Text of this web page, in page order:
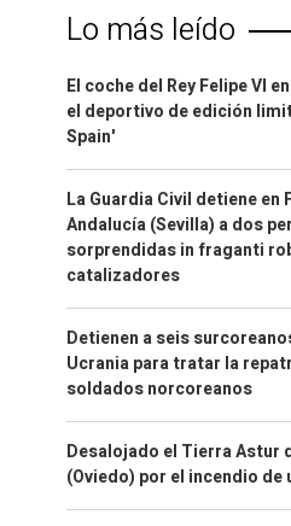
Lo más leído
El coche del Rey Felipe VI
el deportivo de edición
Spain'
La Guardia Civil detiene en
Andalucía (Sevilla) a dos
sorprendidas in fraganti
catalizadores
Detienen a seis
Ucrania para tratar la
soldados norcoreanos
Desalojado el Tierra Astur
(Oviedo) por el incendio de